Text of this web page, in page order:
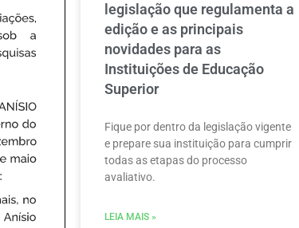
legislação que regulamenta a
edição e as principais
novidades para as
Instituições de Educação
Superior
Fique por dentro da legislação vigente
e prepare sua instituição para cumprir
todas as etapas do processo
avaliativo.
LEIA MAIS »